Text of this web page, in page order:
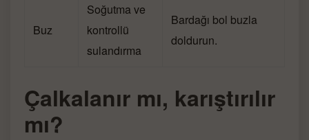
Buz
Soğutma ve
kontrollü
sulandırma
Bardağı bol buzla
doldurun.
Çalkalanır mı, karıştırılır
mı?